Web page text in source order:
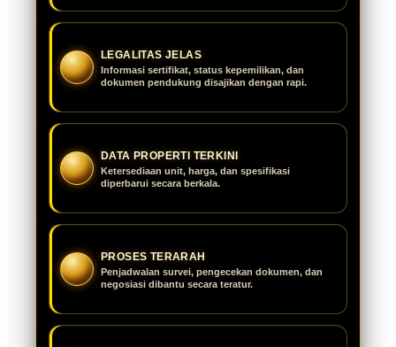
LEGALITAS JELAS
Informasi sertifikat, status kepemilikan, dan
dokumen pendukung disajikan dengan rapi.
DATA PROPERTI TERKINI
Ketersediaan unit, harga, dan spesifikasi
diperbarui secara berkala.
PROSES TERARAH
Penjadwalan survei, pengecekan dokumen, dan
negosiasi dibantu secara teratur.